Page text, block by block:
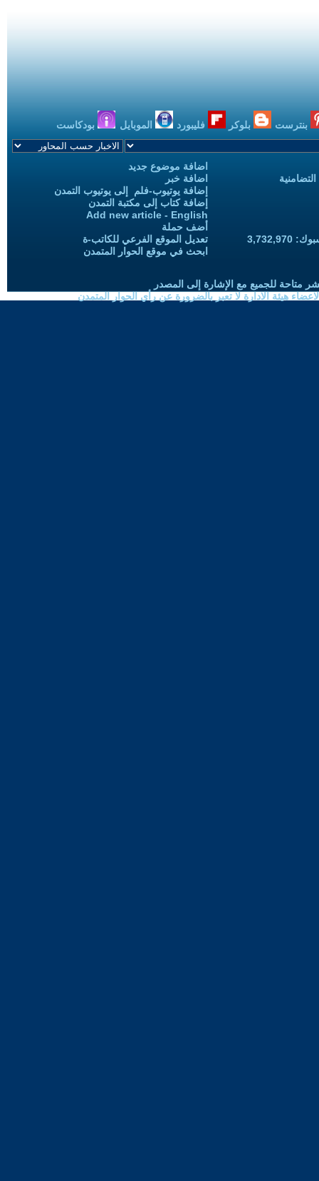
بنترست بلوكر فليبورد الموبايل بودكاست
اضافة موضوع جديد
اضافة خبر
إضافة يوتيوب-فلم إلى يوتيوب التمدن
إضافة كتاب إلى مكتبة التمدن
Add new article - English
أضف حملة
تعديل الموقع الفرعي للكاتب-ة
ابحث في موقع الحوار المتمدن
متاحة للجميع مع الإشارة إلى المصدر
هيئة الادارة لا تعبر بالضرورة عن رأي الحوار المتمدن